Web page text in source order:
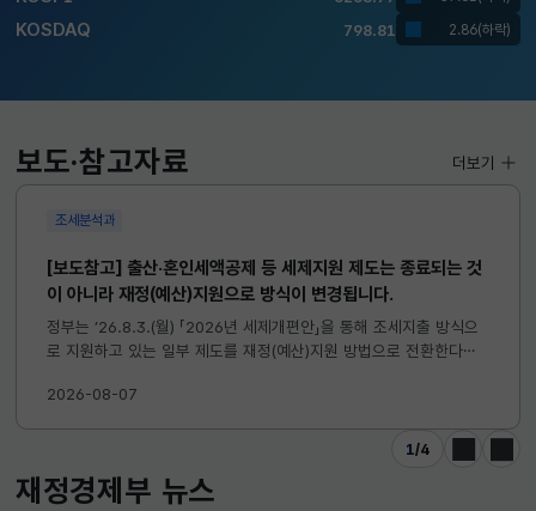
국고채(3년) 3.746 0.004(상승)
KOSPI
KOSDAQ
국고채(3년) 3.746 0.004(상승)
달러-원 1417.7000
보도·참고자료
조세분석과
[보도참고] 출산·혼인세액공제 등 세제지원 제도는 종료되는 것
이 아니라 재정(예산)지원으로 방식이 변경됩니다.
정부는 ’26.8.3.(월) 「2026년 세제개편안」을 통해 조세지출 방식으
로 지원하고 있는 일부 제도를 재정(예산)지원 방법으로 전환한다고
2026-08-07
1/4
이전 다음
더보기
재정경제부 뉴스